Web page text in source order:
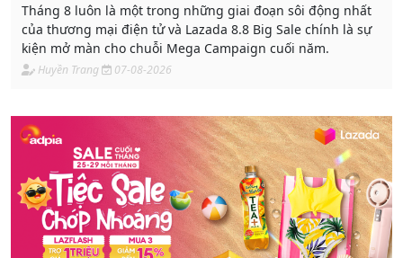
Tháng 8 luôn là một trong những giai đoạn sôi động nhất
của thương mại điện tử và Lazada 8.8 Big Sale chính là sự
kiện mở màn cho chuỗi Mega Campaign cuối năm.
Huyền Trang 07-08-2026